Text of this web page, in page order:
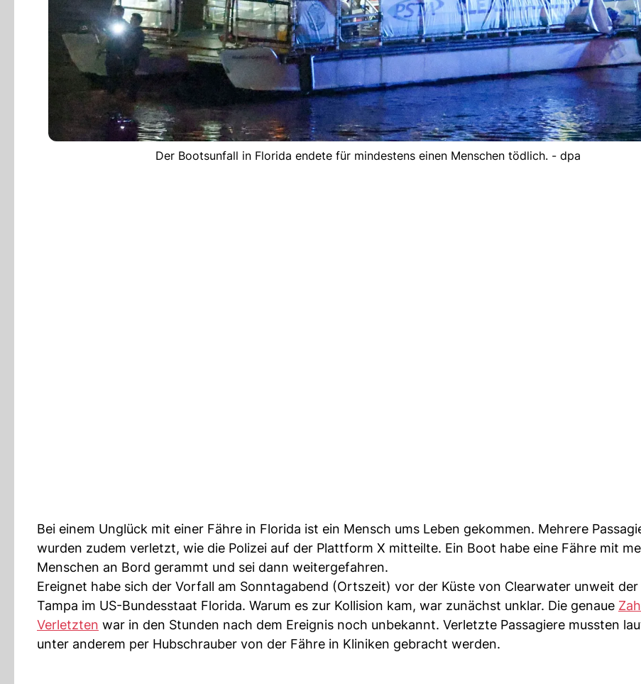
Der Bootsunfall in Florida endete für mindestens einen Menschen tödlich. - dpa
Bei einem Unglück mit einer Fähre in Florida ist ein Mensch ums Leben gekommen. Mehrere
wurden zudem verletzt, wie die Polizei auf der Plattform X mitteilte. Ein Boot habe eine Fähre mit
Menschen an Bord gerammt und sei dann weitergefahren.
Ereignet habe sich der Vorfall am Sonntagabend (Ortszeit) vor der Küste von Clearwater unweit
Tampa im US-Bundesstaat Florida. Warum es zur Kollision kam, war zunächst unklar. Die genaue
Verletzten war in den Stunden nach dem Ereignis noch unbekannt. Verletzte Passagiere mussten
unter anderem per Hubschrauber von der Fähre in Kliniken gebracht werden.